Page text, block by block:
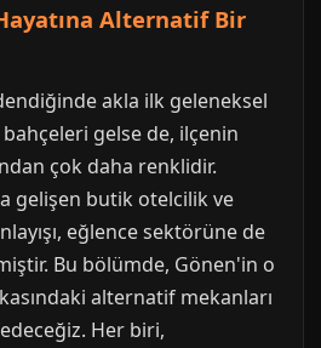
Alternatif Bir
akla ilk geleneksel
gelse de, ilçenin
çok daha renklidir.
gelişen butik otelcilik ve
eğlence sektörüne de
Bu bölümde, Gönen'in o
alternatif mekanları
Her biri,